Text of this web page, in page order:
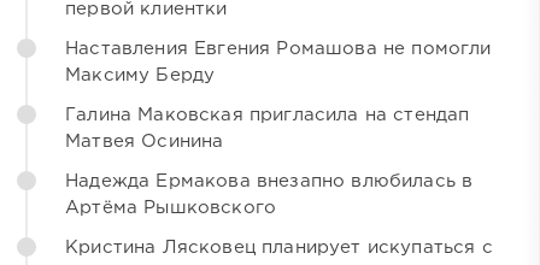
первой клиентки
Наставления Евгения Ромашова не помогли
Максиму Берду
Галина Маковская пригласила на стендап
Матвея Осинина
Надежда Ермакова внезапно влюбилась в
Артёма Рышковского
Кристина Лясковец планирует искупаться с